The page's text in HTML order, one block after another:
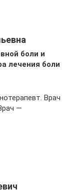
боли и
лечения боли
Врач
—